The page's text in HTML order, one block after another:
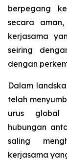
berpegang
secara
kerjasama
seiring
dengan
Dalam
telah
urus global
hubungan
saling
kerjasama